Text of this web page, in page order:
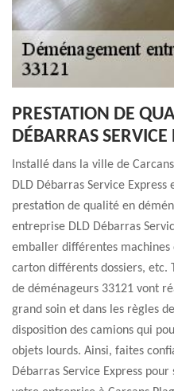
PRESTATION DE
DÉBARRAS SERVICE
Installé dans la ville de
DLD Débarras Service
prestation de qualité en
entreprise DLD Débarras
emballer différentes
carton différents dossiers, etc.
de déménageurs 33121 vont
grand soin et dans les règles
disposition des camions qui
objets lourds. Ainsi, faites
Débarras Service Express